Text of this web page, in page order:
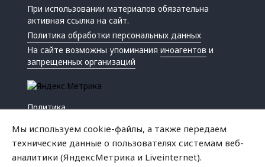
При использовании материалов обязательна
активная ссылка на сайт.
Политика обработки персональных данных
На сайте возможны упоминанияиноагентов и
запрещенных организаций
Политика
Мы используем cookie-файлы, а также передаем
технические данные о пользователях системам веб-
аналитики (ЯндексМетрика и Liveinternet).